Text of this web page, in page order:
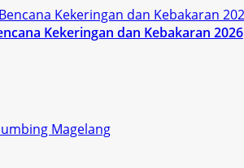
Kekeringan dan Kebakaran 2026